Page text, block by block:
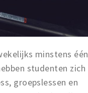
minstens één
studenten zich
groepslessen en